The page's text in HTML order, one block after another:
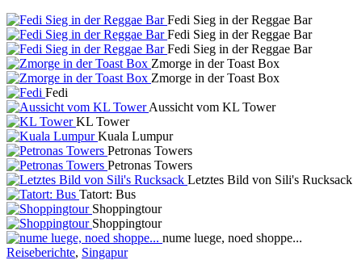
Fedi Sieg in der Reggae Bar
Fedi Sieg in der Reggae Bar
Fedi Sieg in der Reggae Bar
Zmorge in der Toast Box
Zmorge in der Toast Box
Fedi
Aussicht vom KL Tower
KL Tower
Kuala Lumpur
Petronas Towers
Petronas Towers
Letztes Bild von Sili's Rucksack
Tatort: Bus
Shoppingtour
Shoppingtour
nume luege, noed shoppe...
Reiseberichte, Singapur